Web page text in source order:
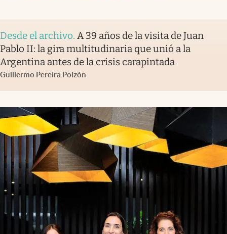
Desde el archivo. A 39 años de la visita de Juan
Pablo II: la gira multitudinaria que unió a la
Argentina antes de la crisis carapintada
Guillermo Pereira Poizón